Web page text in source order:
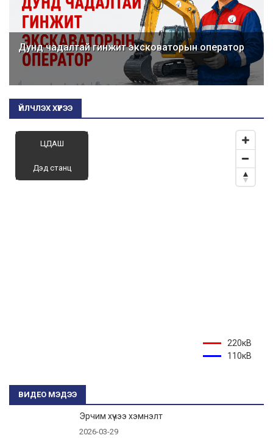
Дунд чадалтай гинжит эксковаторын оператор
ҮЙЛЧЛЭХ ХҮРЭЭ
ЦДАШ
Дэд станц
220кВ
110кВ
ВИДЕО МЭДЭЭ
Эрчим хүчээ хэмнэлт
2026-03-29